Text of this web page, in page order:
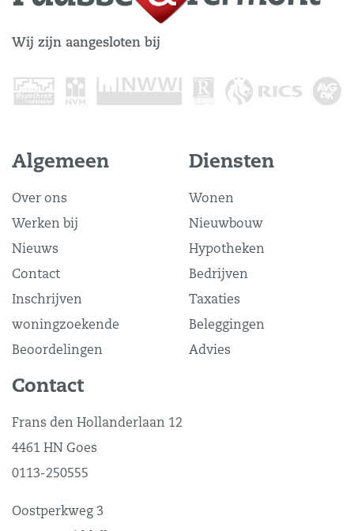
Wij zijn aangesloten bij
Algemeen
Over ons
Werken bij
Nieuws
Contact
Inschrijven
woningzoekende
Beoordelingen
Diensten
Wonen
Nieuwbouw
Hypotheken
Bedrijven
Taxaties
Beleggingen
Advies
Contact
Frans den Hollanderlaan 12
4461 HN Goes
0113-250555
Oostperkweg 3